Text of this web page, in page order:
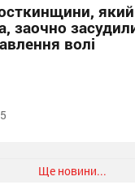
заочно
волі
Ще новини...